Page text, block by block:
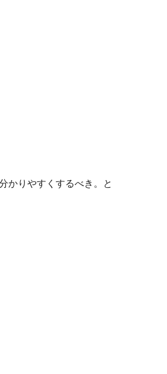
かりやすくするべき。と